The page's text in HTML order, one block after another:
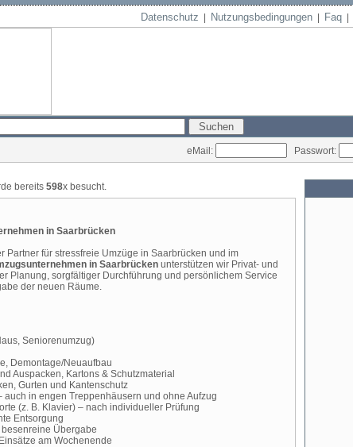
Datenschutz Nutzungsbedingungen Faq
eMail: Passwort:
bereits 598x besucht.
in Saarbrücken
Partner für stressfreie Umzüge in Saarbrücken und im
in Saarbrücken unterstützen wir Privat- und
Planung, sorgfältiger Durchführung und persönlichem Service
der neuen Räume.
Seniorenumzug)
Demontage/Neuaufbau
Auspacken, Kartons & Schutzmaterial
Gurten und Kantenschutz
auch in engen Treppenhäusern und ohne Aufzug
(z. B. Klavier) – nach individueller Prüfung
Entsorgung
Übergabe
am Wochenende